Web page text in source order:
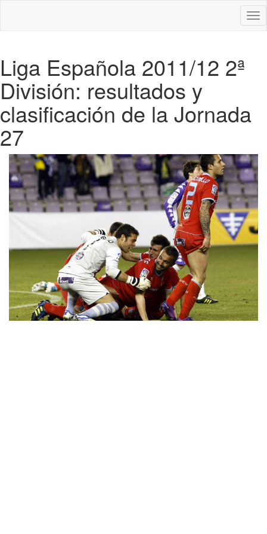
Liga Española 2011/12 2ª
División: resultados y
clasificación de la Jornada
27